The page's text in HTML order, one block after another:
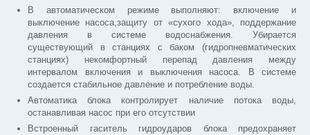
В автоматическом режиме выполняют: включение и
выключение насоса,защиту от «сухого хода», поддержание
давления в системе водоснабжения. Убирается
существующий в станциях с баком (гидропневматических
станциях) некомфортный перепад давления между
интервалом включения и выключения насоса. В системе
создается стабильное давление и потребление воды.
Автоматика блока контролирует наличие потока воды,
останавливая насос при его отсутствии
Встроенный гаситель гидроударов блока предохраняет